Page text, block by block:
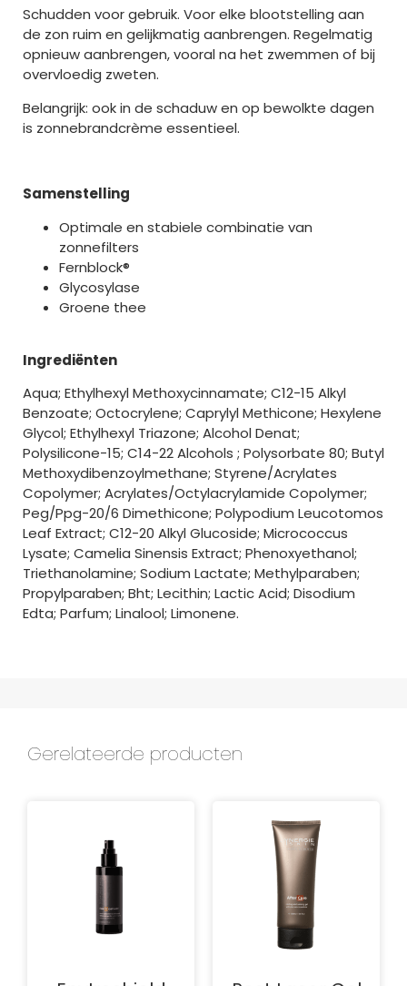
Schudden voor gebruik. Voor elke blootstelling aan
de zon ruim en gelijkmatig aanbrengen. Regelmatig
opnieuw aanbrengen, vooral na het zwemmen of bij
overvloedig zweten.
Belangrijk: ook in de schaduw en op bewolkte dagen
is zonnebrandcrème essentieel.
Samenstelling
Optimale en stabiele combinatie van
zonnefilters
Fernblock®
Glycosylase
Groene thee
Ingrediënten
Aqua; Ethylhexyl Methoxycinnamate; C12-15 Alkyl
Benzoate; Octocrylene; Caprylyl Methicone; Hexylene
Glycol; Ethylhexyl Triazone; Alcohol Denat;
Polysilicone-15; C14-22 Alcohols ; Polysorbate 80; Butyl
Methoxydibenzoylmethane; Styrene/Acrylates
Copolymer; Acrylates/Octylacrylamide Copolymer;
Peg/Ppg-20/6 Dimethicone; Polypodium Leucotomos
Leaf Extract; C12-20 Alkyl Glucoside; Micrococcus
Lysate; Camelia Sinensis Extract; Phenoxyethanol;
Triethanolamine; Sodium Lactate; Methylparaben;
Propylparaben; Bht; Lecithin; Lactic Acid; Disodium
Edta; Parfum; Linalool; Limonene.
Gerelateerde producten